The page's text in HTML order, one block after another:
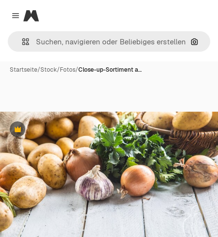
Close menu
Magnific
Nach
Startseite/Stock/Fotos/Close-up-Sortiment a…
Premium